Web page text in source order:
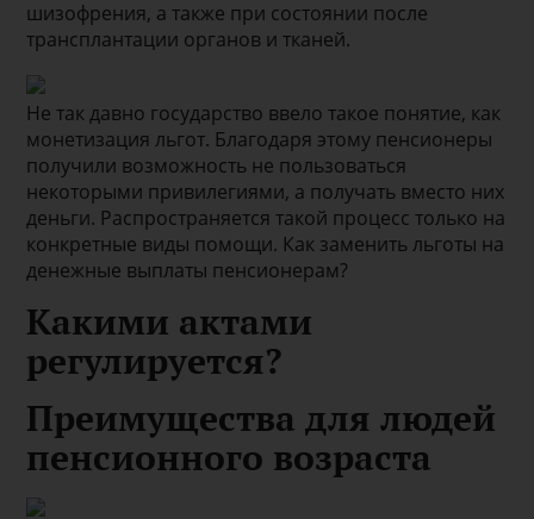
шизофрения, а также при состоянии после
трансплантации органов и тканей.
Не так давно государство ввело такое понятие, как
монетизация льгот. Благодаря этому пенсионеры
получили возможность не пользоваться
некоторыми привилегиями, а получать вместо них
деньги. Распространяется такой процесс только на
конкретные виды помощи. Как заменить льготы на
денежные выплаты пенсионерам?
Какими актами
регулируется?
Преимущества для людей
пенсионного возраста